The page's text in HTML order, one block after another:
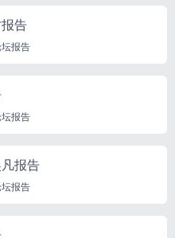
告
报告
报告
报告
报告